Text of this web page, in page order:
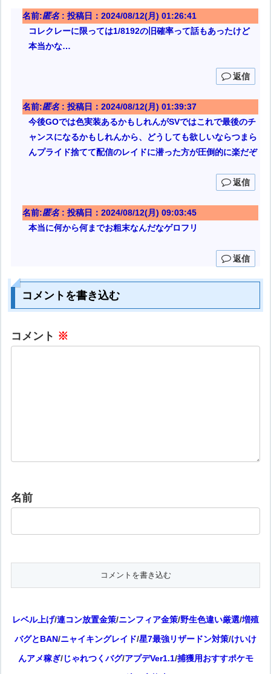
名前:匿名: 投稿日：2024/08/12(月) 01:26:41
コレクレーに限っては1/8192の旧確率って話もあったけど
本当かな…
返信
名前:匿名: 投稿日：2024/08/12(月) 01:39:37
今後GOでは色実装あるかもしれんがSVではこれで最後のチ
ャンスになるかもしれんから、どうしても欲しいならつまら
んプライド捨てて配信のレイドに潜った方が圧倒的に楽だぞ
返信
名前:匿名: 投稿日：2024/08/12(月) 09:03:45
本当に何から何までお粗末なんだなゲロフリ
返信
コメントを書き込む
コメント ※
名前
レベル上げ/連コン放置金策/ニンフィア金策/野生色違い厳選/増殖
バグとBAN/ニャイキングレイド/星7最強リザードン対策/けいけ
んアメ稼ぎ/じゃれつくバグ/アプデVer1.1/捕獲用おすすポケモ